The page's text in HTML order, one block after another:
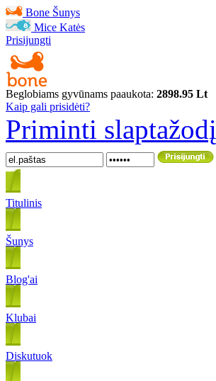
Bone Šunys
Mice Katės
Prisijungti
Beglobiams gyvūnams paaukota: 2898.95 Lt
Kaip gali prisidėti?
Priminti slaptažodį
Titulinis
Šunys
Blog'ai
Klubai
Diskutuok